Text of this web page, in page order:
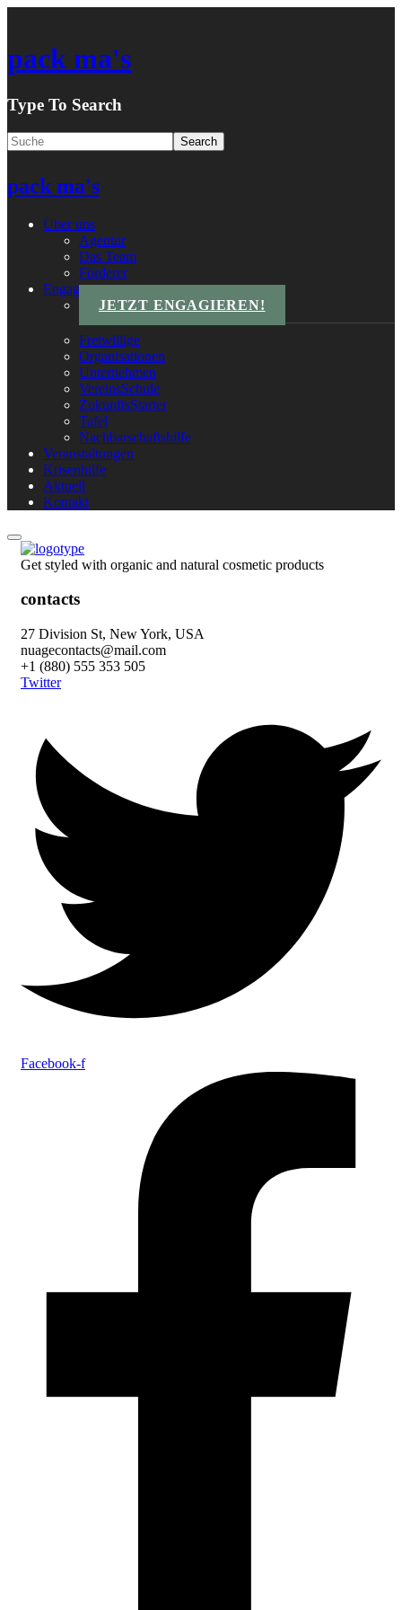
pack ma's
Type To Search
pack ma's
Über uns
Agentur
Das Team
Förderer
Engagements
JETZT ENGAGIEREN!
Freiwillige
Organisationen
Unternehmen
VereinsSchule
ZukunftsStarter
Tafel
Nachbarschaftshilfe
Veranstaltungen
Krisenhilfe
Aktuell
Kontakt
Get styled with organic and natural cosmetic products
contacts
27 Division St, New York, USA
nuagecontacts@mail.com
+1 (880) 555 353 505
Twitter
Facebook-f